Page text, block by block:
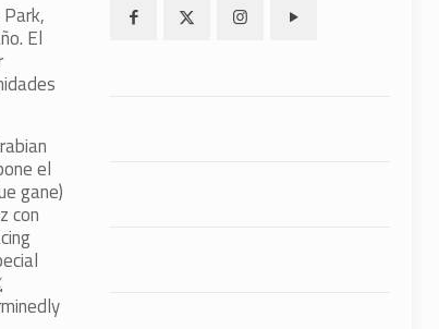
El
el
gane)
con